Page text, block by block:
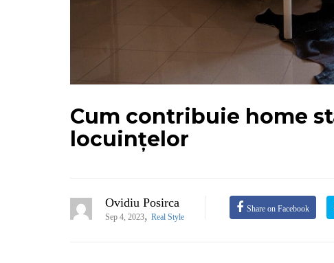
Cum contribuie home
locuințelor
Ovidiu Posirca
Sep 4, 2023, Real Style
Share on Facebook